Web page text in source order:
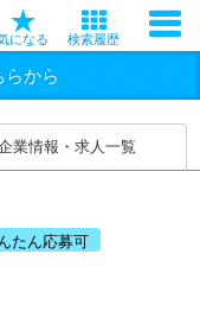
になる 検索履歴
から
業情報・求人一覧
たん応募可